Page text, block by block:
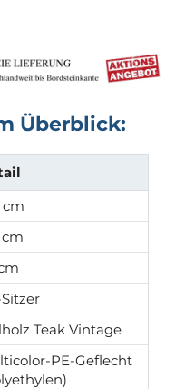
Überblick:
cm
cm
Teak Vintage
PE-Geflecht